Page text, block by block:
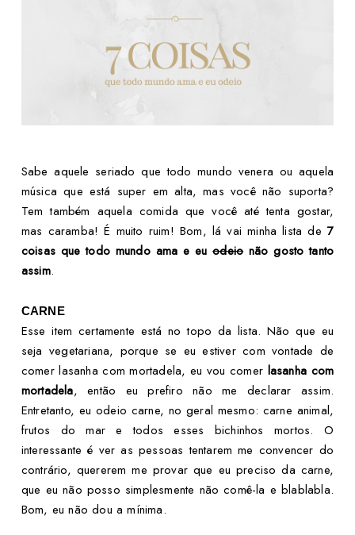
Sabe aquele seriado que todo mundo venera ou aquela
música que está super em alta, mas você não suporta?
Tem também aquela comida que você até tenta gostar,
mas caramba! É muito ruim! Bom, lá vai minha lista de 7
coisas que todo mundo ama e euodeionão gosto tanto
assim.
CARNE
Esse item certamente está no topo da lista. Não que eu
seja vegetariana, porque se eu estiver com vontade de
comer lasanha com mortadela, eu vou comer lasanha com
mortadela, então eu prefiro não me declarar assim.
Entretanto, eu odeio carne, no geral mesmo: carne animal,
frutos do mar e todos esses bichinhos mortos. O
interessante é ver as pessoas tentarem me convencer do
contrário, quererem me provar que eu preciso da carne,
que eu não posso simplesmente não comê-la e blablabla.
Bom, eu não dou a mínima.